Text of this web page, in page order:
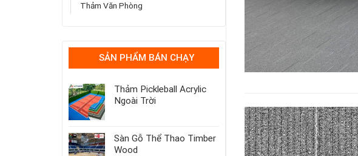
Thảm Văn Phòng
SẢN PHẨM BÁN CHẠY
Thảm Pickleball Acrylic
Ngoài Trời
Sàn Gỗ Thể Thao Timber
Wood